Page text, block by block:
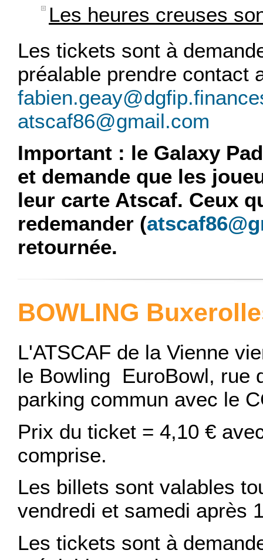
Les heures creuses
Les tickets sont à
préalable prendre contact
atscaf86@gmail.com
Important : le Galaxy
et demande que les
leur carte Atscaf. Ceux
redemander (
retournée.
BOWLING
L'ATSCAF de la Vienne
le Bowling EuroBowl, rue
parking commun avec le
Prix du ticket = 4,10 €
comprise.
Les billets sont valables
vendredi et samedi après
Les tickets sont à